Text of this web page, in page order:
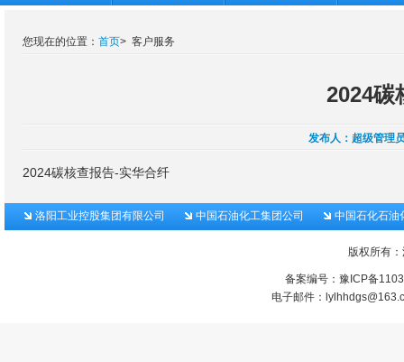
您现在的位置： 首页> 客户服务
2024碳
发布人： 超级管理
2024碳核查报告-实华合纤
洛阳工业控股集团有限公司 中国石油化工集团公司 中国石化石油
版权所有
备案编号： 豫ICP备
电子邮件：